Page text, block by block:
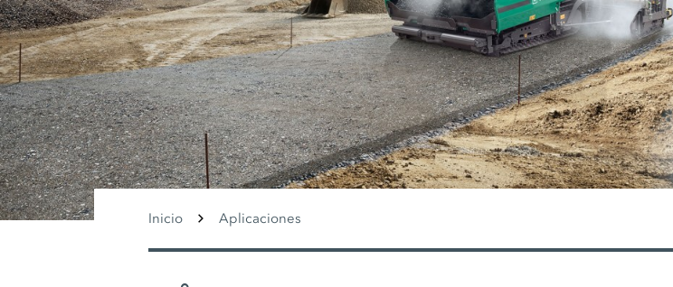
Inicio Aplicaciones